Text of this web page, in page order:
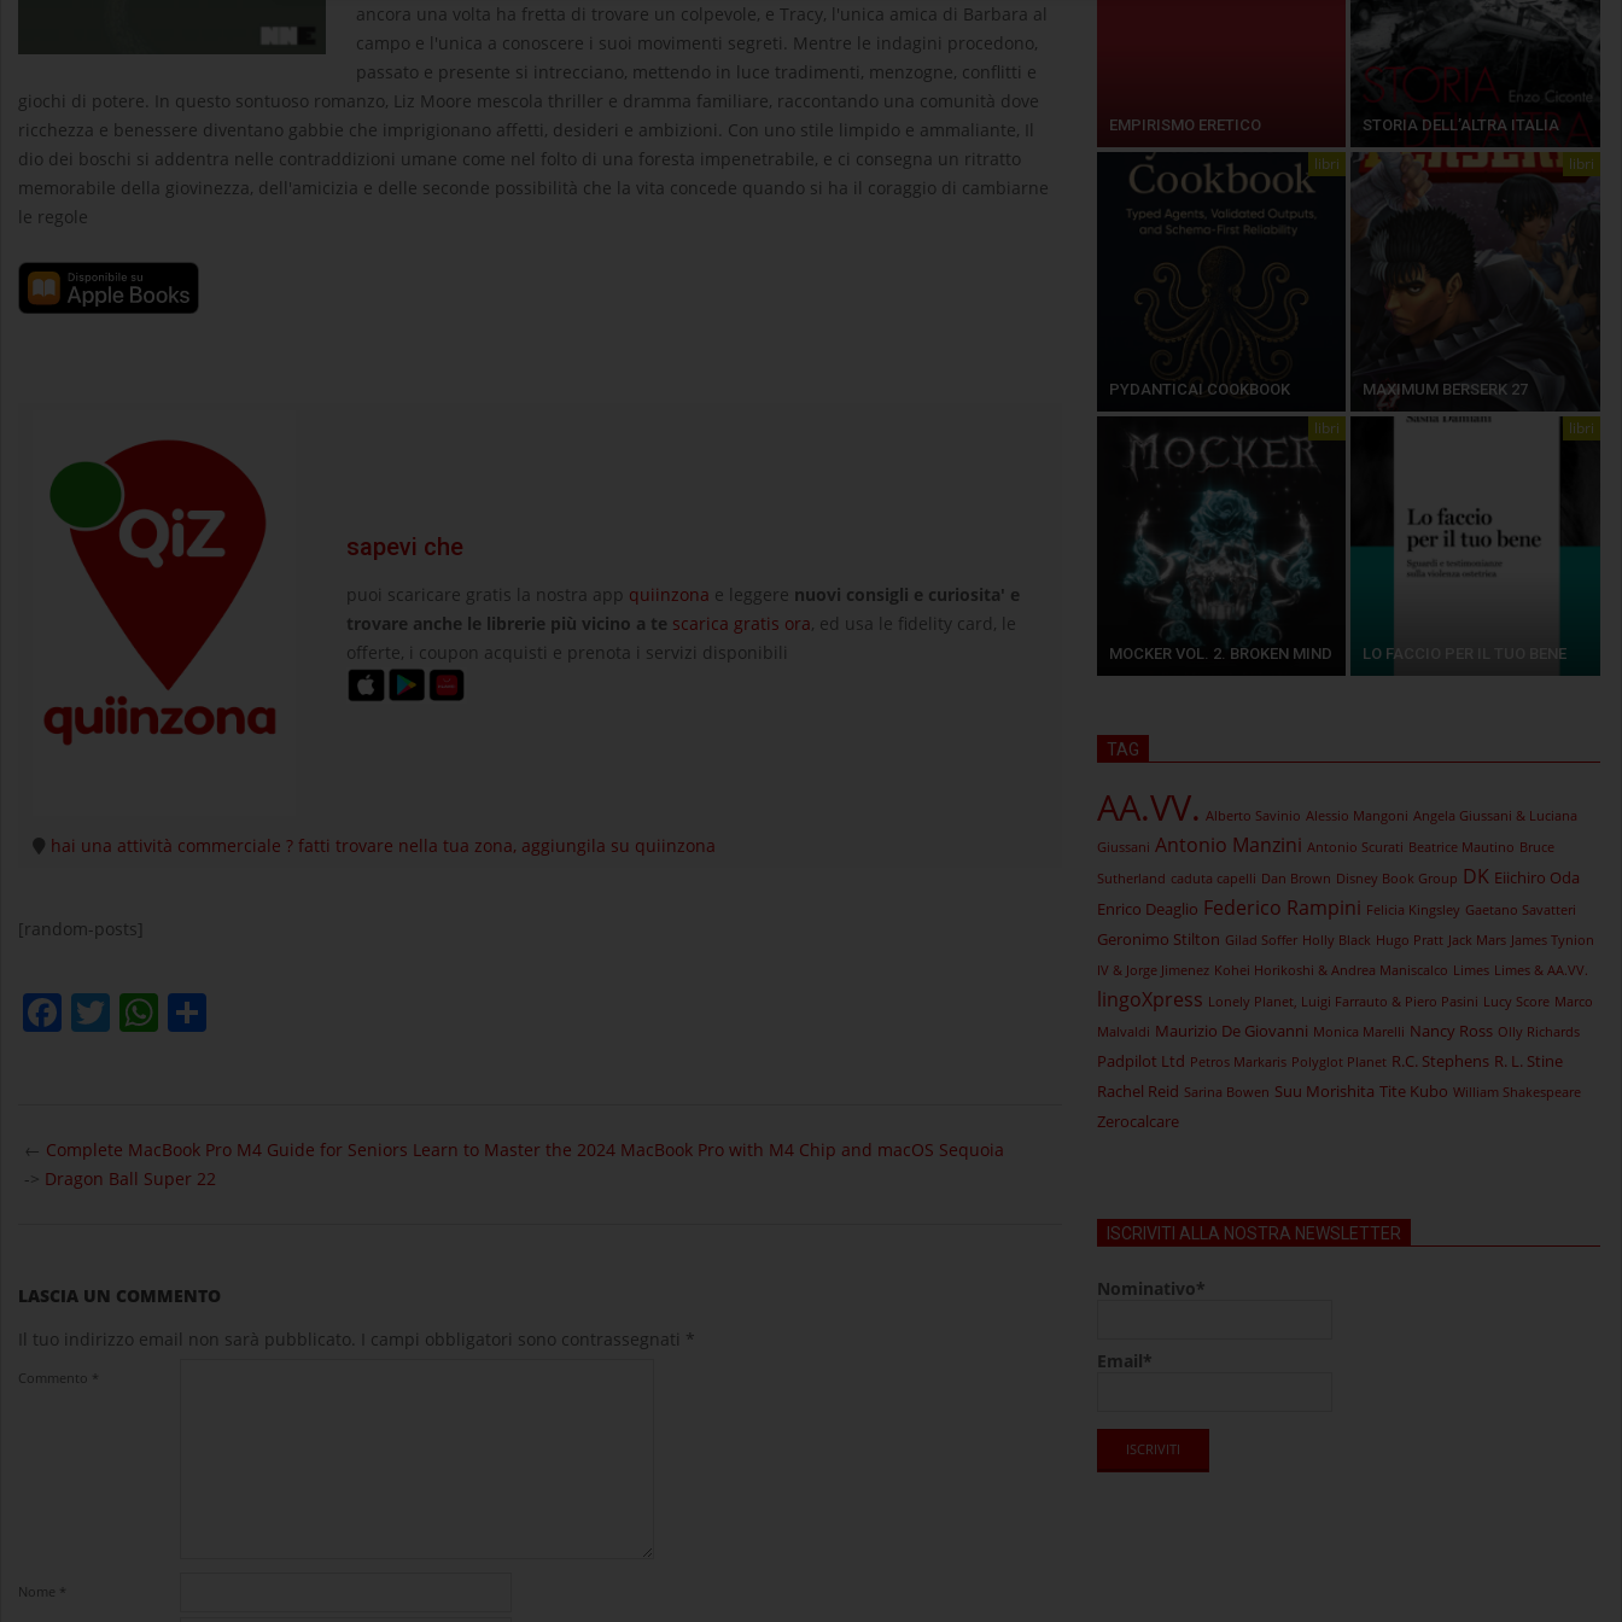
ancora una volta ha fretta di trovare un colpevole, e Tracy, l'unica amica di Barbara al
campo e l'unica a conoscere i suoi movimenti segreti. Mentre le indagini procedono,
passato e presente si intrecciano, mettendo in luce tradimenti, menzogne, conflitti e
giochi di potere. In questo sontuoso romanzo, Liz Moore mescola thriller e dramma familiare, raccontando una comunità dove
ricchezza e benessere diventano gabbie che imprigionano affetti, desideri e ambizioni. Con uno stile limpido e ammaliante, Il
dio dei boschi si addentra nelle contraddizioni umane come nel folto di una foresta impenetrabile, e ci consegna un ritratto
memorabile della giovinezza, dell'amicizia e delle seconde possibilità che la vita concede quando si ha il coraggio di cambiarne
le regole
sapevi che
puoi scaricare gratis la nostra app quiinzona e leggere nuovi consigli e curiosita' e
trovare anche le librerie più vicino a te scarica gratis ora, ed usa le fidelity card, le
offerte, i coupon acquisti e prenota i servizi disponibili
hai una attività commerciale ? fatti trovare nella tua zona, aggiungila su quiinzona
[random-posts]
Facebook
TwitterWhatsApp
12-
19
← Complete MacBook Pro M4 Guide for Seniors Learn to Master the 2024 MacBook Pro with M4 Chip and macOS Sequoia
-> Dragon Ball Super 22
LASCIA UN COMMENTO
Il tuo indirizzo email non sarà pubblicato.
I campi obbligatori sono contrassegnati *
Commento *
Nome *
EMPIRISMO ERETICO STORIA DELL’ALTRA ITALIA
libri
PYDANTICAI COOKBOOK
libri
MAXIMUM BERSERK 27
libri
MOCKER VOL. 2. BROKEN MIND
libri
LO FACCIO PER IL TUO BENE
TAG
AA.VV. Alberto Savinio Alessio Mangoni Angela Giussani & Luciana
Giussani Antonio Manzini Antonio Scurati Beatrice Mautino Bruce
Sutherland caduta capelli Dan Brown Disney Book Group DK Eiichiro Oda
Enrico Deaglio Federico Rampini Felicia Kingsley Gaetano Savatteri
Geronimo Stilton Gilad Soffer Holly Black Hugo Pratt Jack Mars James Tynion
IV & Jorge Jimenez Kohei Horikoshi & Andrea Maniscalco Limes Limes & AA.VV.
lingoXpress Lonely Planet, Luigi Farrauto & Piero Pasini Lucy Score Marco
Malvaldi Maurizio De Giovanni Monica Marelli Nancy Ross Olly Richards
Padpilot Ltd Petros Markaris Polyglot Planet R.C. Stephens R. L. Stine
Rachel Reid Sarina Bowen Suu Morishita Tite Kubo William Shakespeare
Zerocalcare
ISCRIVITI ALLA NOSTRA NEWSLETTER
Nominativo*
Email*